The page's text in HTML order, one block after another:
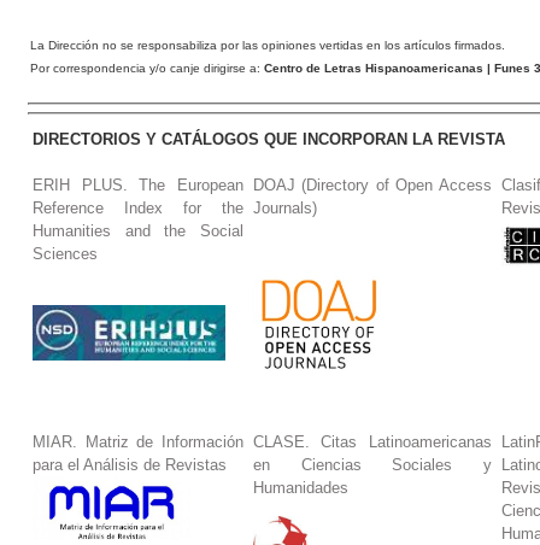
La Dirección no se responsabiliza por las opiniones vertidas en los artículos firmados.
Por correspondencia y/o canje dirigirse a: Centro de Letras Hispanoamericanas | Funes
DIRECTORIOS Y CATÁLOGOS QUE INCORPORAN LA REVISTA
ERIH PLUS. The European
Reference Index for the
Humanities and the Social
Sciences
DOAJ (Directory of Open Access
Journals)
MIAR. Matriz de Información
para el Análisis de Revistas
CLASE. Citas Latinoamericanas
en Ciencias Sociales y
Humanidades